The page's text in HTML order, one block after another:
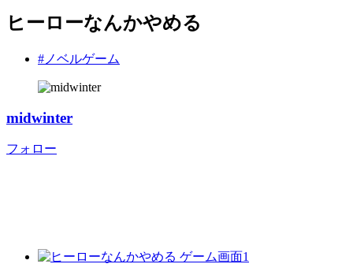
ヒーローなんかやめる
#ノベルゲーム
midwinter
フォロー